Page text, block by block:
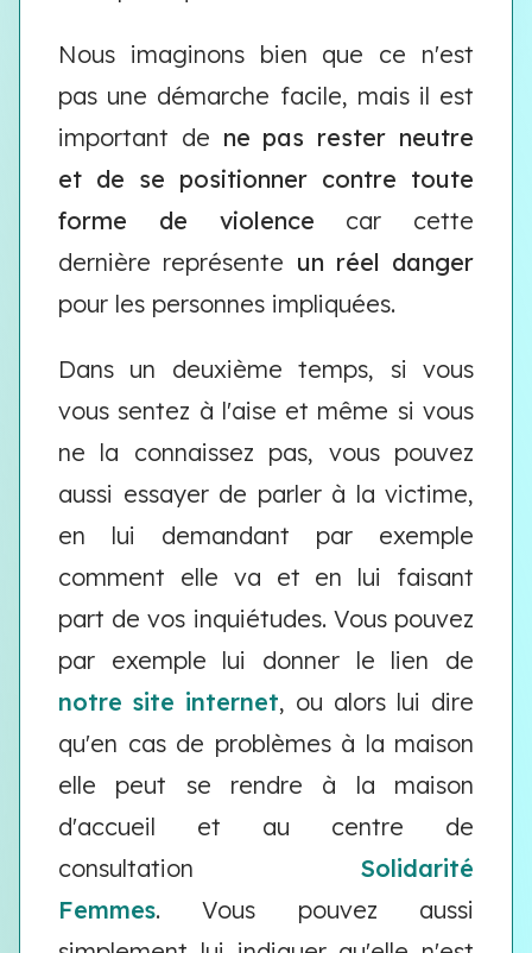
Nous imaginons bien que ce n'est
pas une démarche facile, mais il est
important de ne pas rester neutre
et de se positionner contre toute
forme de violence car cette
dernière représente un réel danger
pour les personnes impliquées.
Dans un deuxième temps, si vous
vous sentez à l'aise et même si vous
ne la connaissez pas, vous pouvez
aussi essayer de parler à la victime,
en lui demandant par exemple
comment elle va et en lui faisant
part de vos inquiétudes. Vous pouvez
par exemple lui donner le lien de
notre site internet, ou alors lui dire
qu'en cas de problèmes à la maison
elle peut se rendre à la maison
d'accueil et au centre de
consultation Solidarité
Femmes. Vous pouvez aussi